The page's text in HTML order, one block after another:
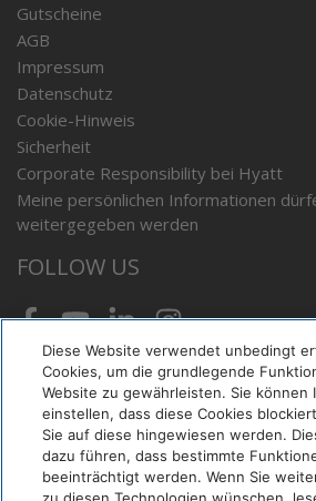
Gutscheine
AGB
Impressum
Datenschutz
Cookie-Hinweis
Sicherheit
Corporate Responsibility bei Hyatt
Meine persönlichen Informationen
weitergegeben werden
FOLLOW US
KONTAKT
Hyatt Regency Düsseldorf
Speditionstraße 19
Diese Website verwendet unbedingt
Cookies, um die grundlegende
Website zu gewährleisten. Sie können
einstellen, dass diese Cookies
Sie auf diese hingewiesen werden.
dazu führen, dass bestimmte
beeinträchtigt werden. Wenn Sie